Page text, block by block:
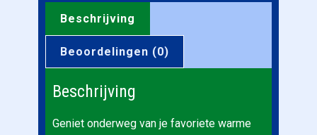
Beschrijving
Beoordelingen (0)
Beschrijving
Geniet onderweg van je favoriete warme